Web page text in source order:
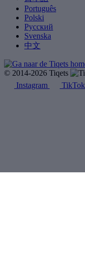
Português
Polski
Русский
Svenska
中文
© 2014-2026 Tiqets
Instagram
TikTok